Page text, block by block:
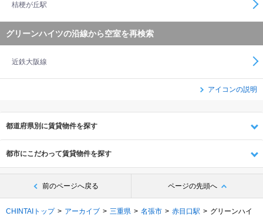
桔梗が丘駅
グリーンハイツの沿線から空室を再検索
近鉄大阪線
アイコンの説明
都道府県別に賃貸物件を探す
都市にこだわって賃貸物件を探す
前のページへ戻る ページの先頭へ
CHINTAIトップ アーカイブ 三重県 名張市 赤目口駅 グリーンハイ